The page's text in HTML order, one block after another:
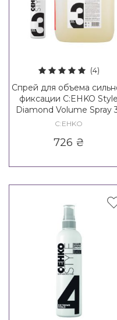
(4)
Спрей для объема
фиксации C:EHKO Style
Diamond Volume Spray
C:EHKO
726 ₴